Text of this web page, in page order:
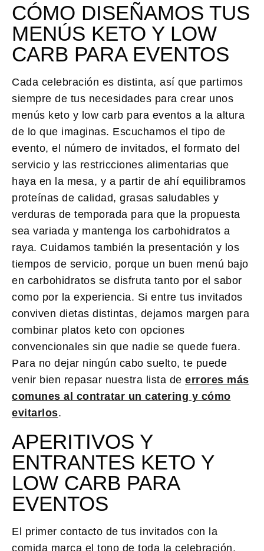
CÓMO DISEÑAMOS TUS
MENÚS KETO Y LOW
CARB PARA EVENTOS
Cada celebración es distinta, así que partimos
siempre de tus necesidades para crear unos
menús keto y low carb para eventos a la altura
de lo que imaginas. Escuchamos el tipo de
evento, el número de invitados, el formato del
servicio y las restricciones alimentarias que
haya en la mesa, y a partir de ahí equilibramos
proteínas de calidad, grasas saludables y
verduras de temporada para que la propuesta
sea variada y mantenga los carbohidratos a
raya. Cuidamos también la presentación y los
tiempos de servicio, porque un buen menú bajo
en carbohidratos se disfruta tanto por el sabor
como por la experiencia. Si entre tus invitados
conviven dietas distintas, dejamos margen para
combinar platos keto con opciones
convencionales sin que nadie se quede fuera.
Para no dejar ningún cabo suelto, te puede
venir bien repasar nuestra lista de errores más
comunes al contratar un catering y cómo
evitarlos.
APERITIVOS Y
ENTRANTES KETO Y
LOW CARB PARA
EVENTOS
El primer contacto de tus invitados con la
comida marca el tono de toda la celebración.